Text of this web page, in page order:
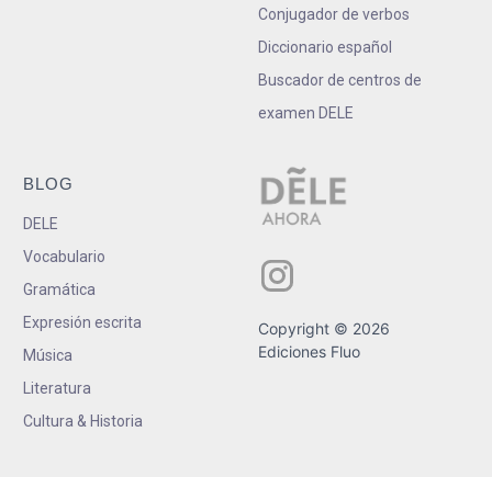
Conjugador de verbos
Diccionario español
Buscador de centros de
examen DELE
BLOG
DELE
Vocabulario
Gramática
Expresión escrita
Música
Literatura
Cultura & Historia
Copyright © 2026
Ediciones Fluo